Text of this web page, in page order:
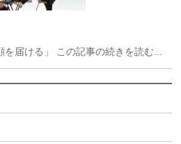
を届ける」 この記事の続きを読む...